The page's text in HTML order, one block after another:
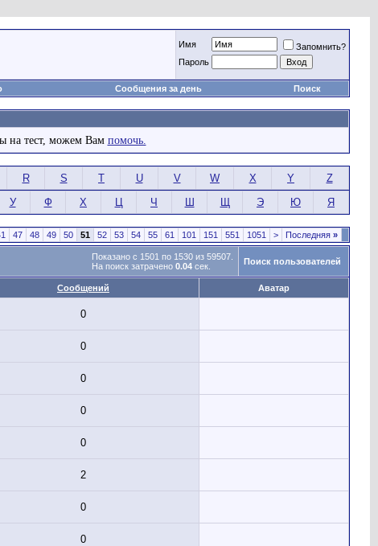
Имя
Запомнить?
Пароль
Сообщения за день Поиск
на тест, можем Вам помочь.
R S T U V W X Y
Z
У Ф Х Ц Ч Ш Щ Э Ю Я
47 48 49 50 51 52 53 54 55 61 101 151 551 1051 > Последняя »
Показано с 1501 по 1530 из 59507.
На поиск затрачено 0.04 сек. Поиск пользователей
Сообщений Аватар
0
0
0
0
0
2
0
0